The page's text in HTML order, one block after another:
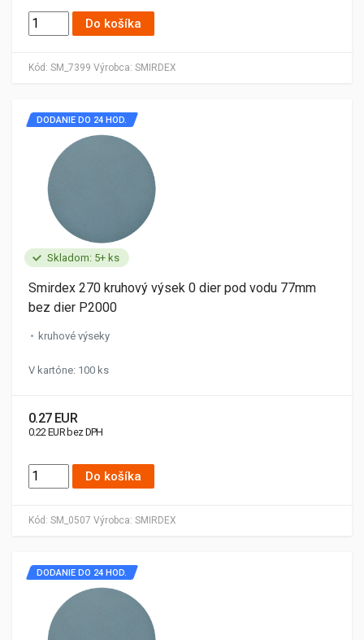
Kód: SM_7399 Výrobca: SMIRDEX
Do košíka
Skladom: 5+ ks
Kód: SM_0507 Výrobca: SMIRDEX
DODANIE DO 24 HOD.
Smirdex 270 kruhový výsek 0 dier pod vodu 77mm
bez dier P2000
kruhové výseky
V kartóne: 100 ks
0.27 EUR
0.22 EUR bez DPH
Do košíka
DODANIE DO 24 HOD.